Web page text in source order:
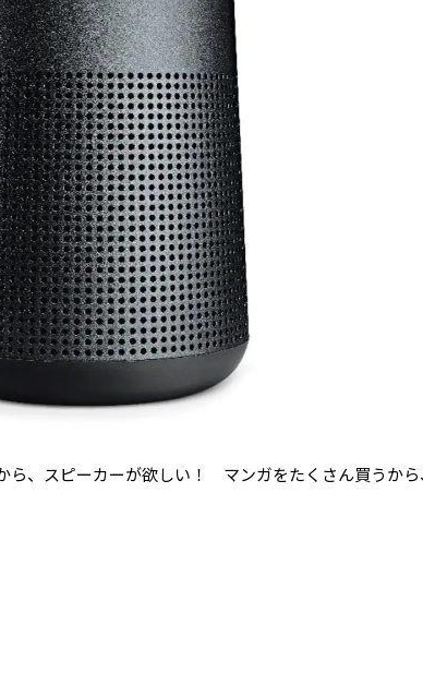
ら、スピーカーが欲しい！ マンガをたくさん買うか